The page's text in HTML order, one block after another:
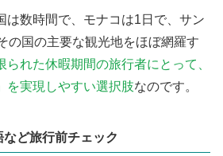
は数時間で、モナコは1日で、サン
の国の主要な観光地をほぼ網羅す
られた休暇期間の旅行者にとって、
を実現しやすい選択肢なのです。
ど旅行前チェック